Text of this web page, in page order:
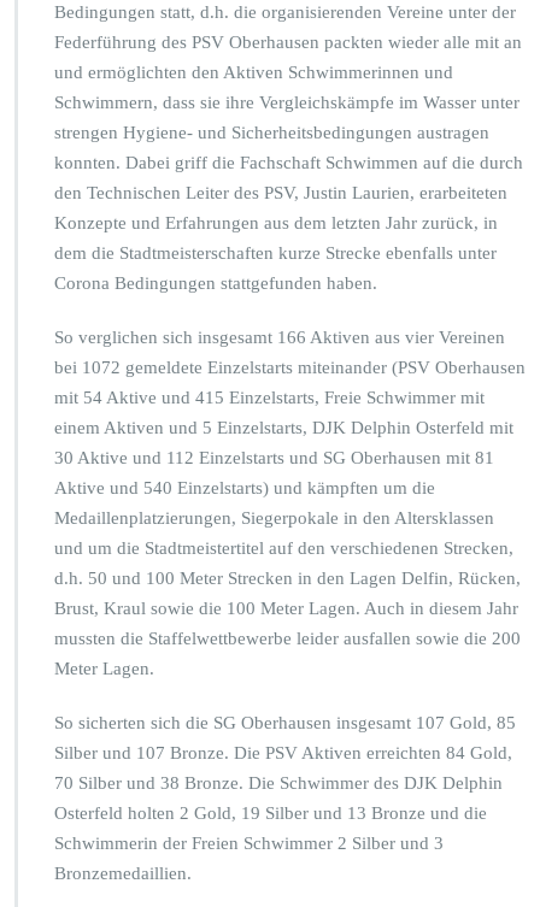
Bedingungen statt, d.h. die organisierenden Vereine unter der
Federführung des PSV Oberhausen packten wieder alle mit an
und ermöglichten den Aktiven Schwimmerinnen und
Schwimmern, dass sie ihre Vergleichskämpfe im Wasser unter
strengen Hygiene- und Sicherheitsbedingungen austragen
konnten. Dabei griff die Fachschaft Schwimmen auf die durch
den Technischen Leiter des PSV, Justin Laurien, erarbeiteten
Konzepte und Erfahrungen aus dem letzten Jahr zurück, in
dem die Stadtmeisterschaften kurze Strecke ebenfalls unter
Corona Bedingungen stattgefunden haben.
So verglichen sich insgesamt 166 Aktiven aus vier Vereinen
bei 1072 gemeldete Einzelstarts miteinander (PSV Oberhausen
mit 54 Aktive und 415 Einzelstarts, Freie Schwimmer mit
einem Aktiven und 5 Einzelstarts, DJK Delphin Osterfeld mit
30 Aktive und 112 Einzelstarts und SG Oberhausen mit 81
Aktive und 540 Einzelstarts) und kämpften um die
Medaillenplatzierungen, Siegerpokale in den Altersklassen
und um die Stadtmeistertitel auf den verschiedenen Strecken,
d.h. 50 und 100 Meter Strecken in den Lagen Delfin, Rücken,
Brust, Kraul sowie die 100 Meter Lagen. Auch in diesem Jahr
mussten die Staffelwettbewerbe leider ausfallen sowie die 200
Meter Lagen.
So sicherten sich die SG Oberhausen insgesamt 107 Gold, 85
Silber und 107 Bronze. Die PSV Aktiven erreichten 84 Gold,
70 Silber und 38 Bronze. Die Schwimmer des DJK Delphin
Osterfeld holten 2 Gold, 19 Silber und 13 Bronze und die
Schwimmerin der Freien Schwimmer 2 Silber und 3
Bronzemedaillien.